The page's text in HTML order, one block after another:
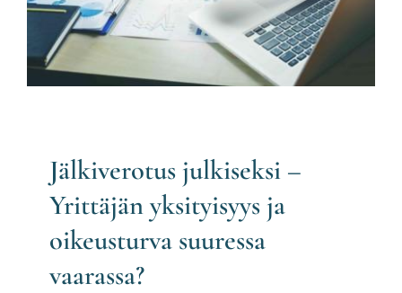
Verotuksen oikaisu
Jälkiverotus julkiseksi –
Yrittäjän yksityisyys ja
oikeusturva suuressa
vaarassa?